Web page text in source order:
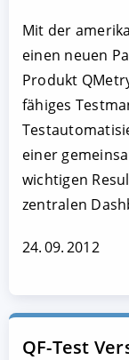
Mit der
einen neuen
Produkt
fähiges
einer
wichtigen
zentralen
24. 09. 2012
QF-Test